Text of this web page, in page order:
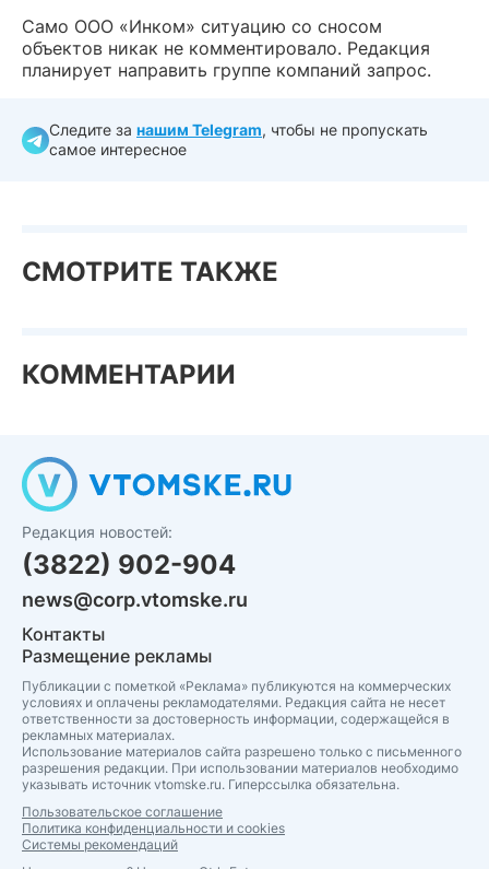
Само ООО «Инком» ситуацию со сносом
объектов никак не комментировало. Редакция
планирует направить группе компаний запрос.
Следите за нашим Telegram, чтобы не пропускать
самое интересное
СМОТРИТЕ ТАКЖЕ
КОММЕНТАРИИ
Редакция новостей:
(3822) 902-904
news@corp.vtomske.ru
Контакты
Размещение рекламы
Публикации с пометкой «Реклама» публикуются на коммерческих
условиях и оплачены рекламодателями. Редакция сайта не несет
ответственности за достоверность информации, содержащейся в
рекламных материалах.
Использование материалов сайта разрешено только с письменного
разрешения редакции. При использовании материалов необходимо
указывать источник vtomske.ru. Гиперссылка обязательна.
Пользовательское соглашение
Политика конфиденциальности и cookies
Системы рекомендаций